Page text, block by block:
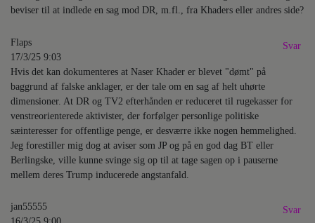
beviser til at indlede en sag mod DR, m.fl., fra Khaders eller andres side?
Flaps
17/3/25 9:03
Hvis det kan dokumenteres at Naser Khader er blevet "dømt" på
baggrund af falske anklager, er der tale om en sag af helt uhørte
dimensioner. At DR og TV2 efterhånden er reduceret til rugekasser for
venstreorienterede aktivister, der forfølger personlige politiske
sæinteresser for offentlige penge, er desværre ikke nogen hemmelighed.
Jeg forestiller mig dog at aviser som JP og på en god dag BT eller
Berlingske, ville kunne svinge sig op til at tage sagen op i pauserne
mellem deres Trump inducerede angstanfald.
Svar
jan55555
Svar